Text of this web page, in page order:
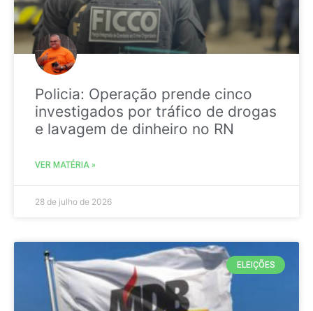
Policia: Operação prende cinco
investigados por tráfico de drogas
e lavagem de dinheiro no RN
VER MATÉRIA »
28 de julho de 2026
ELEIÇÕES